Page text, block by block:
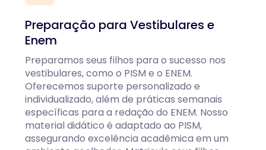
Preparação para Vestibulares e
Enem
Preparamos seus filhos para o sucesso nos
vestibulares, como o PISM e o ENEM.
Oferecemos suporte personalizado e
individualizado, além de práticas semanais
específicas para a redação do ENEM. Nosso
material didático é adaptado ao PISM,
assegurando excelência acadêmica em um